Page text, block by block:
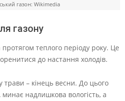
газон: Wikimedia
газону
теплого періоду року. Це
до настання холодів.
– кінець весни. До цього
минає надлишкова вологість, а